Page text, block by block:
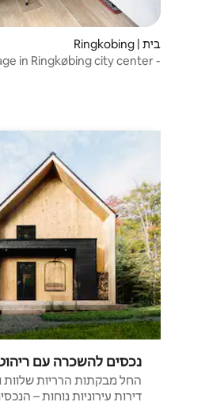
בית | Ringkobing
in Ringkøbing city center -
נכסים להשכרה עם
החל מבקתות הרריות שלוות
דירות עירוניות נוחות –